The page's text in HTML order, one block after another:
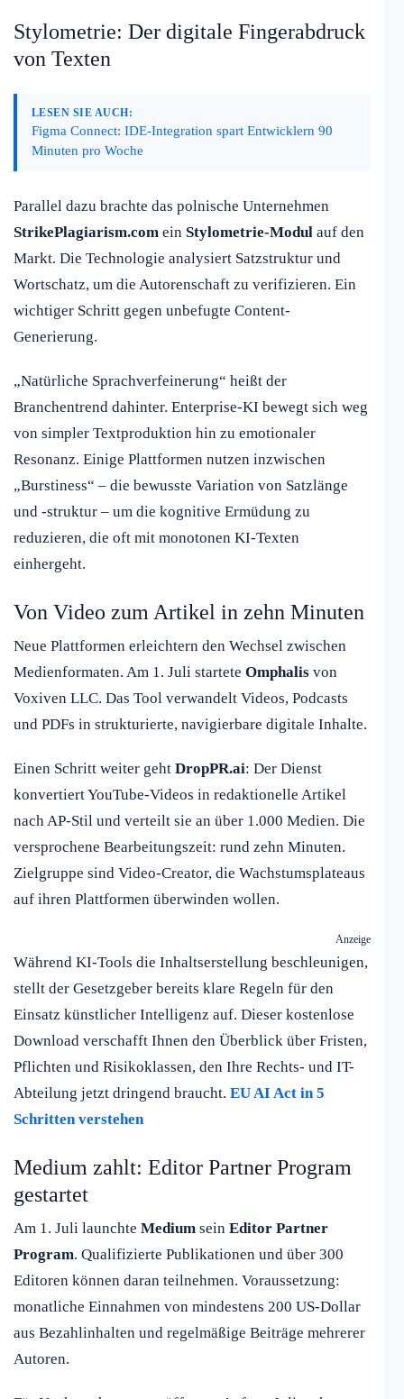
Stylometrie: Der digitale Fingerabdruck
von Texten
LESEN SIE AUCH:
Figma Connect: IDE-Integration spart Entwicklern 90
Minuten pro Woche
Parallel dazu brachte das polnische Unternehmen
StrikePlagiarism.com ein Stylometrie-Modul auf den
Markt. Die Technologie analysiert Satzstruktur und
Wortschatz, um die Autorenschaft zu verifizieren. Ein
wichtiger Schritt gegen unbefugte Content-
Generierung.
„Natürliche Sprachverfeinerung“ heißt der
Branchentrend dahinter. Enterprise-KI bewegt sich weg
von simpler Textproduktion hin zu emotionaler
Resonanz. Einige Plattformen nutzen inzwischen
„Burstiness“ – die bewusste Variation von Satzlänge
und -struktur – um die kognitive Ermüdung zu
reduzieren, die oft mit monotonen KI-Texten
einhergeht.
Von Video zum Artikel in zehn Minuten
Neue Plattformen erleichtern den Wechsel zwischen
Medienformaten. Am 1. Juli startete Omphalis von
Voxiven LLC. Das Tool verwandelt Videos, Podcasts
und PDFs in strukturierte, navigierbare digitale Inhalte.
Einen Schritt weiter geht DropPR.ai: Der Dienst
konvertiert YouTube-Videos in redaktionelle Artikel
nach AP-Stil und verteilt sie an über 1.000 Medien. Die
versprochene Bearbeitungszeit: rund zehn Minuten.
Zielgruppe sind Video-Creator, die Wachstumsplateaus
auf ihren Plattformen überwinden wollen.
Anzeige
Während KI-Tools die Inhaltserstellung beschleunigen,
stellt der Gesetzgeber bereits klare Regeln für den
Einsatz künstlicher Intelligenz auf. Dieser kostenlose
Download verschafft Ihnen den Überblick über Fristen,
Pflichten und Risikoklassen, den Ihre Rechts- und IT-
Abteilung jetzt dringend braucht. EU AI Act in 5
Schritten verstehen
Medium zahlt: Editor Partner Program
gestartet
Am 1. Juli launchte Medium sein Editor Partner
Program. Qualifizierte Publikationen und über 300
Editoren können daran teilnehmen. Voraussetzung:
monatliche Einnahmen von mindestens 200 US-Dollar
aus Bezahlinhalten und regelmäßige Beiträge mehrerer
Autoren.